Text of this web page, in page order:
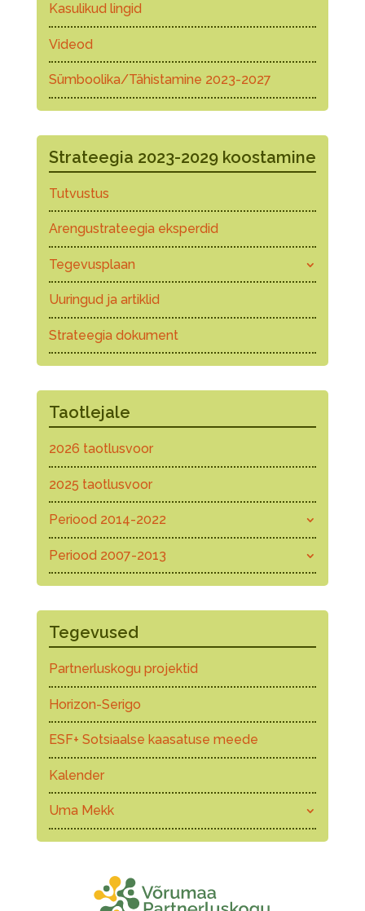
Kasulikud lingid
Videod
Sümboolika/Tähistamine 2023-2027
Strateegia 2023-2029 koostamine
Tutvustus
Arengustrateegia eksperdid
Tegevusplaan
Uuringud ja artiklid
Strateegia dokument
Taotlejale
2026 taotlusvoor
2025 taotlusvoor
Periood 2014-2022
Periood 2007-2013
Tegevused
Partnerluskogu projektid
Horizon-Serigo
ESF+ Sotsiaalse kaasatuse meede
Kalender
Uma Mekk